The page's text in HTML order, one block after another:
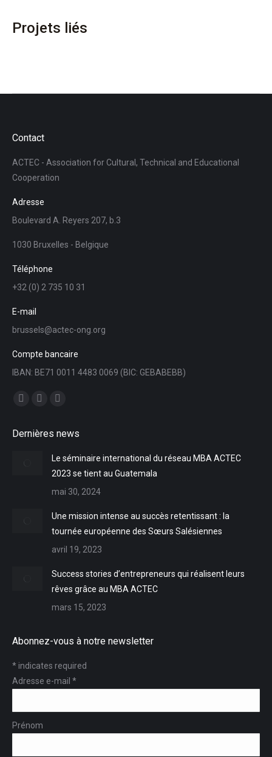
Projets liés
Contact
ACTEC - Association for Cultural, Technical and Educational
Cooperation
Adresse
Boulevard A. Reyers 207, b.3
1030 Bruxelles - Belgique
Téléphone
+32 (0) 2 735 10 31
E-mail
brussels@actec-ong.org
Compte bancaire
IBAN: BE71 0011 4483 0069 (BIC: GEBABEBB)
Trouvez nous sur :
opensopens
new
opens
new
Dernières news
Le séminaire international du réseau MBA ACTEC
2023 se tient au Guatemala
mai 30, 2024
Une mission intense au succès retentissant : la
tournée européenne des Sœurs Salésiennes
avril 19, 2023
Success stories d’entrepreneurs qui réalisent leurs
rêves grâce au MBA ACTEC
mars 15, 2023
Abonnez-vous à notre newsletter
*indicates required
Adresse e-mail *
Prénom